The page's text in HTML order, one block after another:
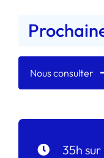
Nous consulter
35h sur